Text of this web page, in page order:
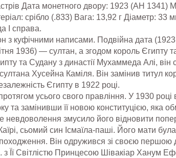
Дата монетного двору: 1923 (AH 1341)
срібло (.833) Вага: 13,92 г Діаметр: 33
I справа.
з куфічними написами. Подвійна дата
1936) — султан, а згодом король Єгипту
та Судану з династії Мухаммеда Алі, він
Хусейна Каміля. Він замінив титул
Єгипту в 1922 році.
усього свого правління. У 1930
та замінивши її новою конституцією,
змусило його відновити
сьомий син Ісмаїла-паші. Його мати
Він одружився зі своєю першою
з Її Світлістю Принцесою Шівакіар Ханум